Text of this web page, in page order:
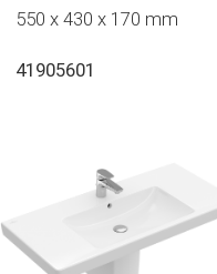
550 x 430 x 170 mm
41905601